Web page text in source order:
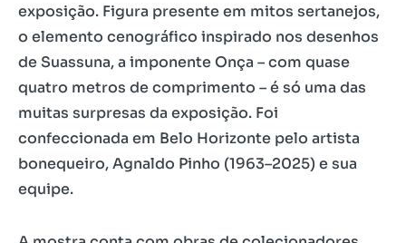
exposição. Figura presente em mitos sertanejos,
o elemento cenográfico inspirado nos desenhos
de Suassuna, a imponente Onça – com quase
quatro metros de comprimento – é só uma das
muitas surpresas da exposição. Foi
confeccionada em Belo Horizonte pelo artista
bonequeiro, Agnaldo Pinho (1963–2025) e sua
equipe.